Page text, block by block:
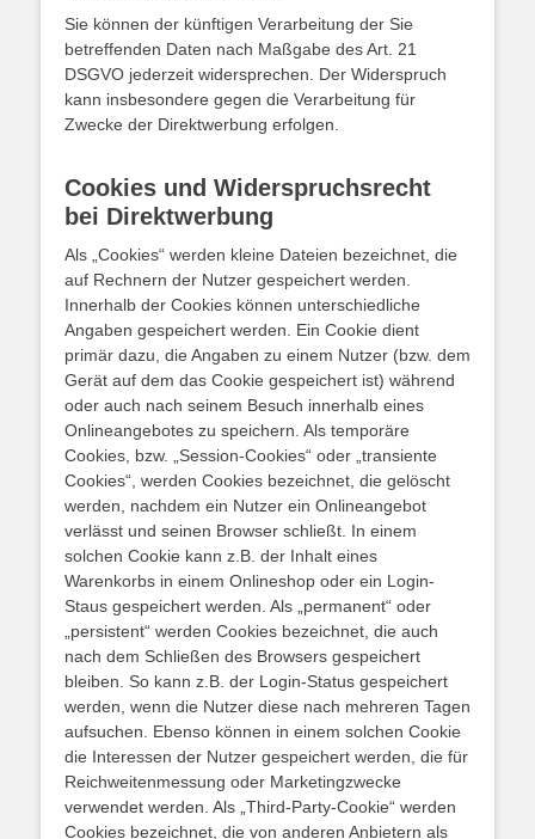
Sie können der künftigen Verarbeitung der Sie
betreffenden Daten nach Maßgabe des Art. 21
DSGVO jederzeit widersprechen. Der Widerspruch
kann insbesondere gegen die Verarbeitung für
Zwecke der Direktwerbung erfolgen.
Cookies und Widerspruchsrecht
bei Direktwerbung
Als „Cookies“ werden kleine Dateien bezeichnet, die
auf Rechnern der Nutzer gespeichert werden.
Innerhalb der Cookies können unterschiedliche
Angaben gespeichert werden. Ein Cookie dient
primär dazu, die Angaben zu einem Nutzer (bzw. dem
Gerät auf dem das Cookie gespeichert ist) während
oder auch nach seinem Besuch innerhalb eines
Onlineangebotes zu speichern. Als temporäre
Cookies, bzw. „Session-Cookies“ oder „transiente
Cookies“, werden Cookies bezeichnet, die gelöscht
werden, nachdem ein Nutzer ein Onlineangebot
verlässt und seinen Browser schließt. In einem
solchen Cookie kann z.B. der Inhalt eines
Warenkorbs in einem Onlineshop oder ein Login-
Staus gespeichert werden. Als „permanent“ oder
„persistent“ werden Cookies bezeichnet, die auch
nach dem Schließen des Browsers gespeichert
bleiben. So kann z.B. der Login-Status gespeichert
werden, wenn die Nutzer diese nach mehreren Tagen
aufsuchen. Ebenso können in einem solchen Cookie
die Interessen der Nutzer gespeichert werden, die für
Reichweitenmessung oder Marketingzwecke
verwendet werden. Als „Third-Party-Cookie“ werden
Cookies bezeichnet, die von anderen Anbietern als